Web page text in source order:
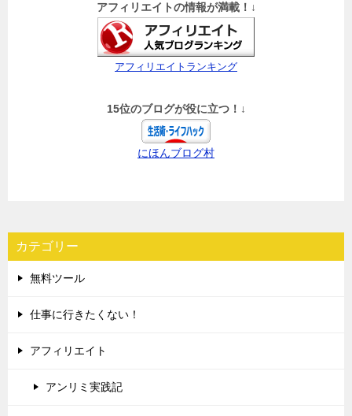
アフィリエイトの情報が満載！↓
アフィリエイトランキング
15位のブログが役に立つ！↓
にほんブログ村
カテゴリー
無料ツール
仕事に行きたくない！
アフィリエイト
アンリミ実践記